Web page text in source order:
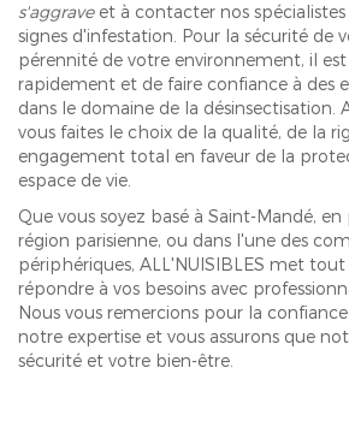
s'aggraveet à contacter nos spécialistes
signes d'infestation. Pour la sécurité de
pérennité de votre environnement, il
rapidement et de faire confiance à des
dans le domaine de la désinsectisation.
vous faites le choix de la qualité, de la
engagement total en faveur de la
espace de vie.
Que vous soyez basé à Saint-Mandé,
région parisienne, ou dans l'une des
périphériques, ALL'NUISIBLES met
répondre à vos besoins avec
Nous vous remercions pour la
notre expertise et vous assurons que
sécurité et votre bien-être.